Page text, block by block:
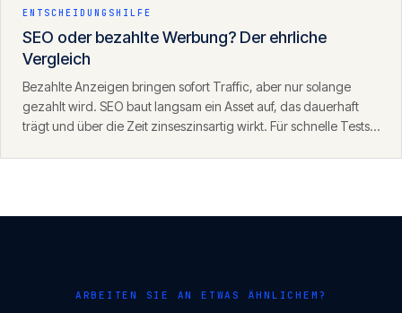
ENTSCHEIDUNGSHILFE
SEO oder bezahlte Werbung? Der ehrliche
Vergleich
Bezahlte Anzeigen bringen sofort Traffic, aber nur solange
gezahlt wird. SEO baut langsam ein Asset auf, das dauerhaft
trägt und über die Zeit zinseszinsartig wirkt. Für schnelle Tests
ARBEITEN SIE AN ETWAS ÄHNLICHEM?